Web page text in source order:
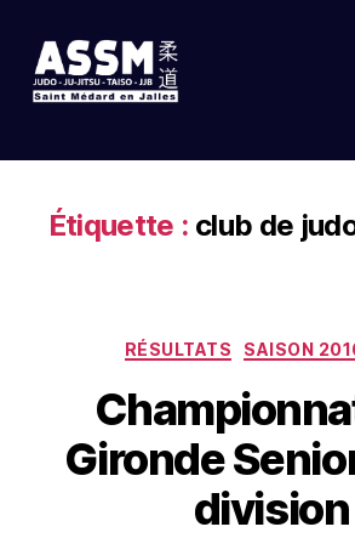
Étiquette : club de
RÉSULTATS SAISON
Gironde
division